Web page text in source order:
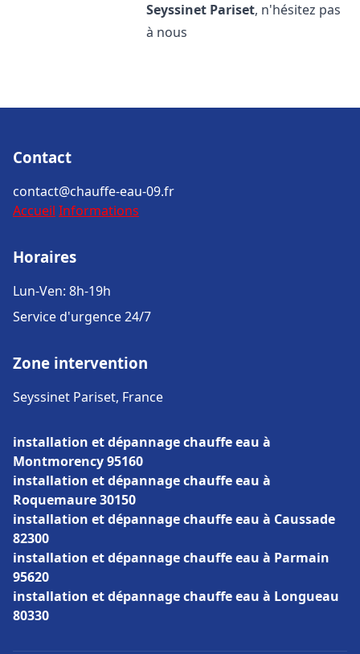
Seyssinet Pariset, n'hésitez pas
à nous
Contact
contact@chauffe-eau-09.fr
Accueil Informations
Horaires
Lun-Ven: 8h-19h
Service d'urgence 24/7
Zone intervention
Seyssinet Pariset, France
installation et dépannage chauffe eau à
Montmorency 95160
installation et dépannage chauffe eau à
Roquemaure 30150
installation et dépannage chauffe eau à Caussade
82300
installation et dépannage chauffe eau à Parmain
95620
installation et dépannage chauffe eau à Longueau
80330